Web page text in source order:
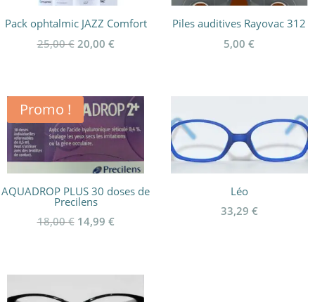
Pack ophtalmic JAZZ Comfort
25,00€ Le
était :
25,00 €.
20,00 €Le
est :
20,00 €.
Piles auditives Rayovac 312
5,00€
Promo !
AQUADROP PLUS 30 doses de
Precilens
18,00€ Le
était :
18,00 €.
14,99 €Le
est :
14,99 €.
Léo
33,29 €